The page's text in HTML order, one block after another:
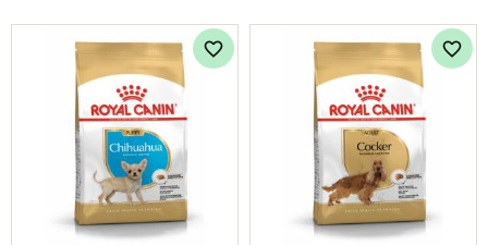
Lägg till i favoriter